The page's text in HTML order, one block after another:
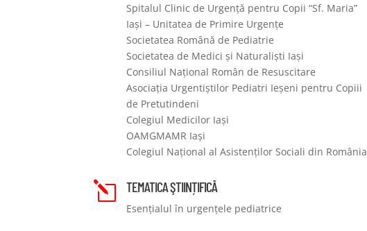
Spitalul Clinic de Urgență pentru Copii “Sf. Maria”
Iași – Unitatea de Primire Urgențe
Societatea Română de Pediatrie
Societatea de Medici și Naturaliști Iași
Consiliul Național Român de Resuscitare
Asociația Urgentiștilor Pediatri Ieșeni pentru Copiii
de Pretutindeni
Colegiul Medicilor Iași
OAMGMAMR Iași
Colegiul Național al Asistenților Sociali din România
l TEMATICA ŞTIINȚIFICĂ
Esențialul în urgențele pediatrice